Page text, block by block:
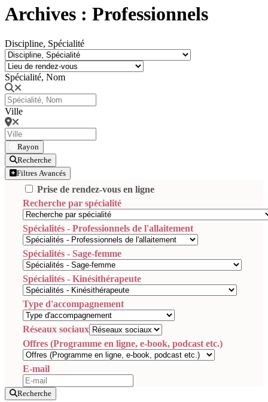
Archives : Professionnels
Discipline, Spécialité
Spécialité, Nom
Ville
Rayon
Recherche
Filtres Avancés
Prise de rendez-vous en ligne
Recherche par spécialité
Spécialités - Professionnels de l'allaitement
Spécialités - Sage-femme
Spécialités - Kinésithérapeute
Type d'accompagnement
Réseaux sociaux
Offres (Programme en ligne, e-book, podcast etc.)
E-mail
Recherche